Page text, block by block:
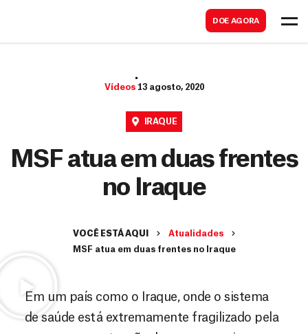
DOE AGORA
Vídeos 13 agosto, 2020
IRAQUE
MSF atua em duas frentes
no Iraque
VOCÊ ESTÁ AQUI
Atualidades
MSF atua em duas frentes no Iraque
Em um país como o Iraque, onde o sistema
de saúde está extremamente fragilizado pela
a
r